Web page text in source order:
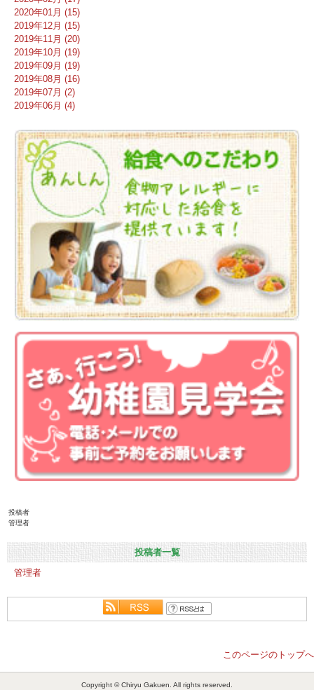
2020年01月 (15)
2019年12月 (15)
2019年11月 (20)
2019年10月 (19)
2019年09月 (19)
2019年08月 (16)
2019年07月 (2)
2019年06月 (4)
投稿者
管理者
投稿者一覧
管理者
このページのトップへ
Copyright © Chiryu Gakuen. All rights reserved.